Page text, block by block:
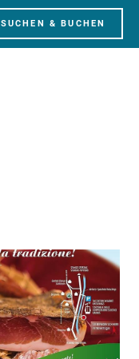
SUCHEN & BUCHEN